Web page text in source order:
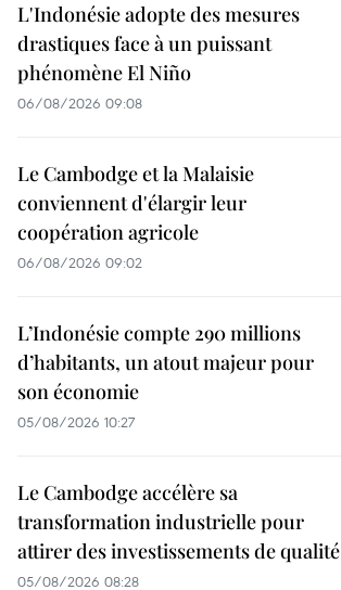
L'Indonésie adopte des mesures
drastiques face à un puissant
phénomène El Niño
06/08/2026 09:08
Le Cambodge et la Malaisie
conviennent d'élargir leur
coopération agricole
06/08/2026 09:02
L’Indonésie compte 290 millions
d’habitants, un atout majeur pour
son économie
05/08/2026 10:27
Le Cambodge accélère sa
transformation industrielle pour
attirer des investissements de qualité
05/08/2026 08:28